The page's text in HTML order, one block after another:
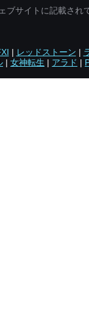
ブサイトに記載され
| レッドストーン |
| 女神転生 | アラド |